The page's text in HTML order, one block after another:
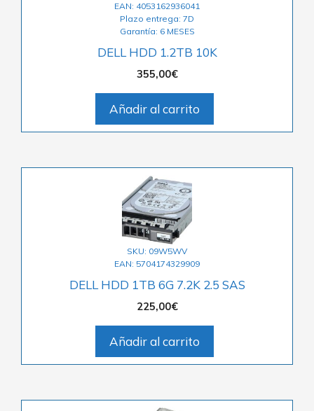
EAN: 4053162936041
Plazo entrega: 7D
Garantía: 6 MESES
DELL HDD 1.2TB 10K
355,00€
Añadir al carrito
SKU: 09W5WV
EAN: 5704174329909
DELL HDD 1TB 6G 7.2K 2.5 SAS
225,00€
Añadir al carrito